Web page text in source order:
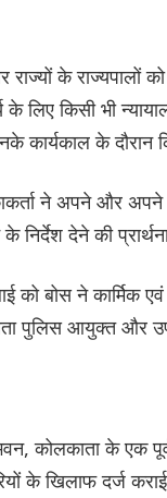
के राज्यपालों
के लिए किसी भी
कार्यकाल के दौरान
ने अपने और
देने की
बोस ने कार्मिक
पुलिस आयुक्त और
कोलकाता के एक पूर्व
के खिलाफ दर्ज